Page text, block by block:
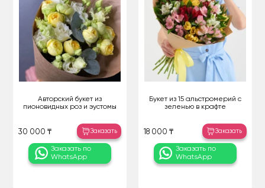
Авторский букет из
пионовидных роз и эустомы
30 000 ₸ Заказать
Заказать по
WhatsApp
Букет из 15 альстромерий с
зеленью в крафте
18 000 ₸ Заказать
Заказать по
WhatsApp